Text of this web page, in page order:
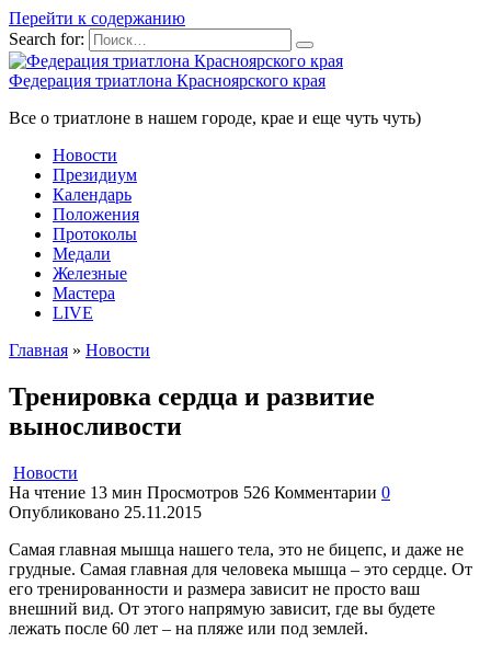
Перейти к содержанию
Search for:
Федерация триатлона Красноярского края
Все о триатлоне в нашем городе, крае и еще чуть чуть)
Новости
Президиум
Календарь
Положения
Протоколы
Медали
Железные
Мастера
LIVE
Главная » Новости
Тренировка сердца и развитие
выносливости
Новости
На чтение 13 мин Просмотров 526 Комментарии 0
Опубликовано 25.11.2015
Самая главная мышца нашего тела, это не бицепс, и даже не
грудные. Самая главная для человека мышца – это сердце. От
его тренированности и размера зависит не просто ваш
внешний вид. От этого напрямую зависит, где вы будете
лежать после 60 лет – на пляже или под землей.